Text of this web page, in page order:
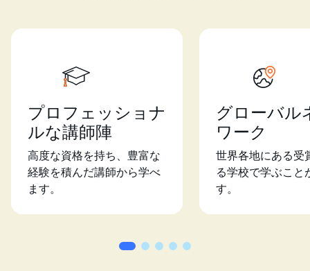
プロフェッショナ
ルな講師陣
高度な資格を持ち、豊富な
経験を積んだ講師から学べ
ます。
グローバル
ワーク
世界各地にある受
る学校で学ぶこと
す。